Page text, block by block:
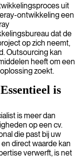
uit
ontwikkeling een
dat de
op zich neemt,
Outsourcing kan
heeft om een
zoekt.
is
is meer dan
op een cv.
die past bij uw
direct waarde kan
verwerft, is net